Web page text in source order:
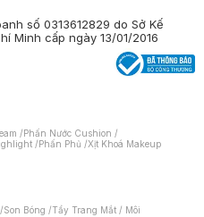
số 0313612829 do Sở Kế
Minh cấp ngày 13/01/2016
/Phấn Nước Cushion /
/Phấn Phủ /Xịt Khoá Makeup
/Son Bóng /Tẩy Trang Mắt / Môi